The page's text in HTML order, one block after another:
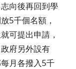
向後再回到學
5千個名額，
可提出申請，
府另外設有
月各撥入5千